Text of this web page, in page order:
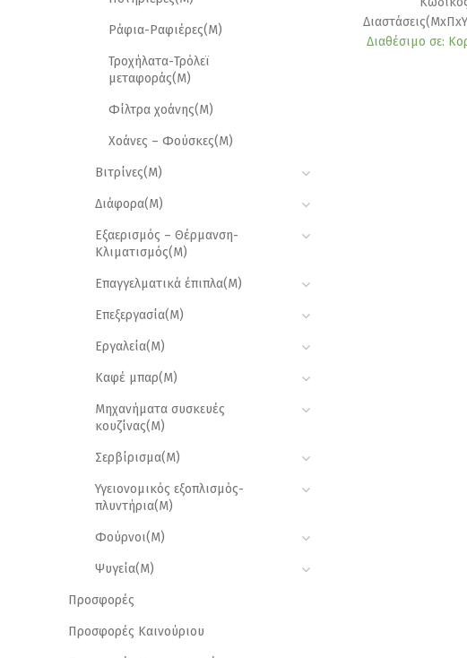
Ράφια-Ραφιέρες(M)
Τροχήλατα-Τρόλεϊ
μεταφοράς(M)
Φίλτρα χοάνης(M)
Χοάνες – Φούσκες(M)
Βιτρίνες(M)
Διάφορα(M)
Εξαερισμός – Θέρμανση-
Κλιματισμός(M)
Επαγγελματικά έπιπλα(M)
Επεξεργασία(M)
Εργαλεία(M)
Καφέ μπαρ(M)
Μηχανήματα συσκευές
κουζίνας(M)
Σερβίρισμα(M)
Υγειονομικός εξοπλισμός-
πλυντήρια(M)
Φούρνοι(M)
Ψυγεία(M)
Προσφορές
Προσφορές Καινούριου
Διαθέσιμο σε: